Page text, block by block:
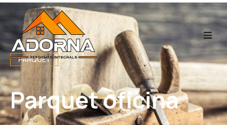
Home
Carpintería
Reformas
PARQUET
Parquet oficina